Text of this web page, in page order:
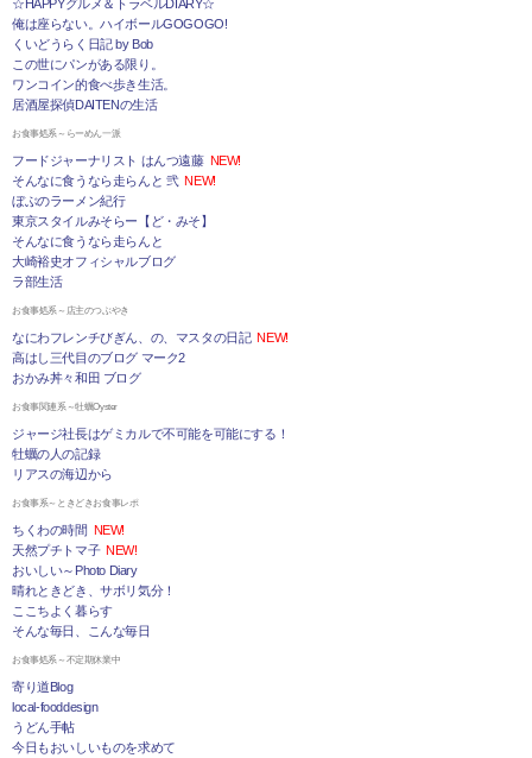
☆HAPPYグルメ＆トラベルDIARY☆
俺は座らない。ハイボールGOGOGO!
くいどうらく日記 by Bob
この世にパンがある限り。
ワンコイン的食べ歩き生活。
居酒屋探偵DAITENの生活
お食事処系～らーめん一派
フードジャーナリスト はんつ遠藤 NEW!
そんなに食うなら走らんと 弐 NEW!
ぼぶのラーメン紀行
東京スタイルみそらー【ど・みそ】
そんなに食うなら走らんと
大崎裕史オフィシャルブログ
ラ部生活
お食事処系～店主のつぶやき
なにわフレンチびぎん、の、マスタの日記 NEW!
高はし三代目のブログ マーク2
おかみ丼々和田 ブログ
お食事関連系～牡蠣Oyster
ジャージ社長はゲミカルで不可能を可能にする！
牡蠣の人の記録
リアスの海辺から
お食事系～ときどきお食事レポ
ちくわの時間 NEW!
天然プチトマ子 NEW!
おいしい～Photo Diary
晴れときどき、サボリ気分！
ここちよく暮らす
そんな毎日、こんな毎日
お食事処系～不定期休業中
寄り道Blog
local-fooddesign
うどん手帖
今日もおいしいものを求めて